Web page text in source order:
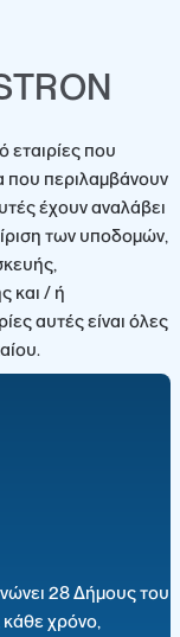
που
που περιλαμβάνουν
έχουν αναλάβει
των υποδομών,
και / ή
αυτές είναι όλες
28 Δήμους του
κάθε χρόνο,